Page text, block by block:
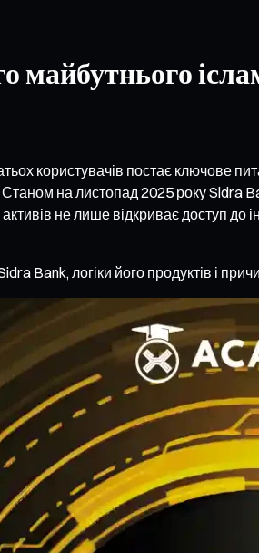
майбутнього
користувачів постає ключове
на листопад 2025 року Sidra
не лише відкриває доступ до
Bank, логіки його продуктів і